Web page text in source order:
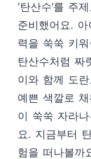
‘탄산수’를 주
준비했어요.
력을 쑥쑥 키
탄산수처럼 짜
이와 함께 도
예쁜 색깔로
이 쑥쑥 자라
요. 지금부터
험을 떠나볼까